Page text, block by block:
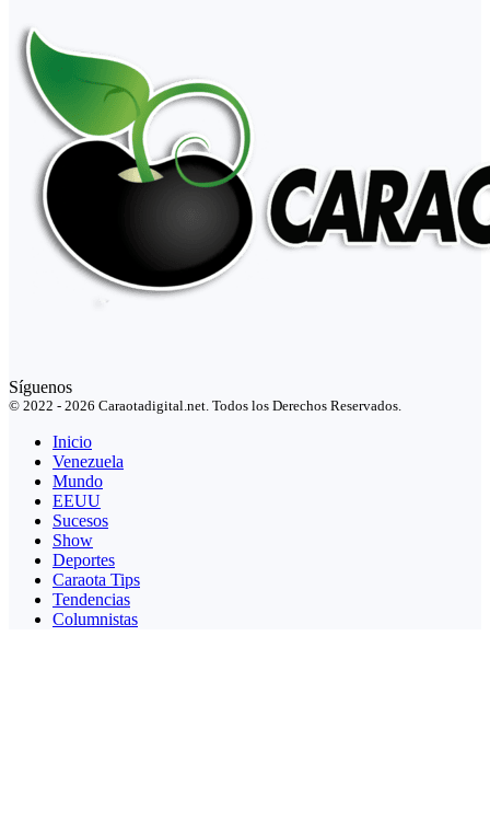
Síguenos
© 2022 - 2026 Caraotadigital.net. Todos los Derechos Reservados.
Inicio
Venezuela
Mundo
EEUU
Sucesos
Show
Deportes
Caraota Tips
Tendencias
Columnistas